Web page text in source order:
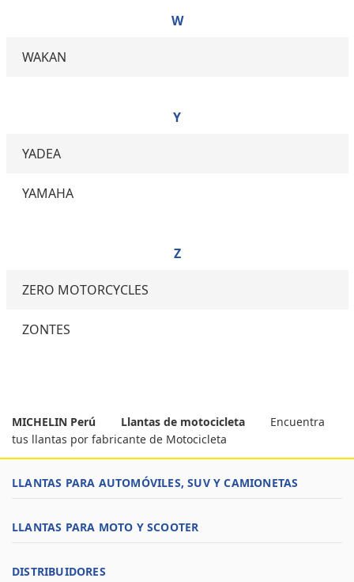
W
WAKAN
Y
YADEA
YAMAHA
Z
ZERO MOTORCYCLES
ZONTES
MICHELIN Perú Llantas de motocicleta
Encuentra
tus llantas por fabricante de Motocicleta
LLANTAS PARA AUTOMÓVILES, SUV Y CAMIONETAS
LLANTAS PARA MOTO Y SCOOTER
DISTRIBUIDORES